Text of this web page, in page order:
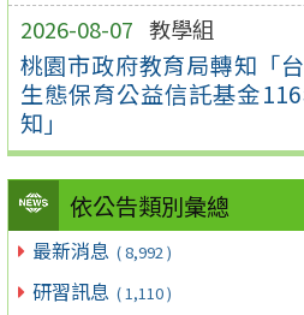
2026-08-07 教學組
桃園市政府教育局轉知「
生態保育公益信託基金
知」
依公告類別彙總
最新消息 ( 8,992 )
研習訊息 ( 1,110 )